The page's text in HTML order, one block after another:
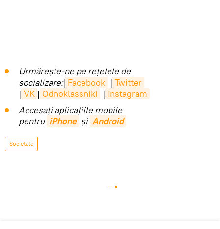
Urmărește-ne pe rețelele de
socializare:| Facebook | Twitter
| VK | Odnoklassniki | Instagram
Accesaţi aplicaţiile mobile
pentru iPhone și Android
Societate